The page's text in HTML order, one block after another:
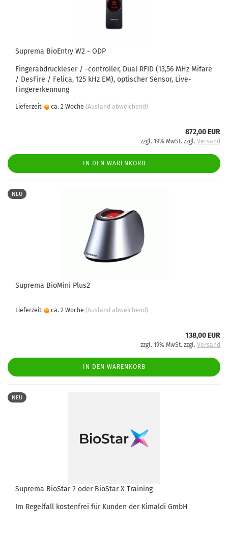
Suprema BioEntry W2 - ODP
Fingerabdruckleser / -controller, Dual RFID (13,56 MHz Mifare
/ DesFire / Felica, 125 kHz EM), optischer Sensor, Live-
Fingererkennung
Lieferzeit: ca. 2 Woche (Ausland abweichend)
872,00 EUR
zzgl. 19% MwSt. zzgl. Versand
IN DEN WARENKORB
NEU
Suprema BioMini Plus2
Lieferzeit: ca. 2 Woche (Ausland abweichend)
138,00 EUR
zzgl. 19% MwSt. zzgl. Versand
IN DEN WARENKORB
NEU
Suprema BioStar 2 oder BioStar X Training
Im Regelfall kostenfrei für Kunden der Kimaldi GmbH